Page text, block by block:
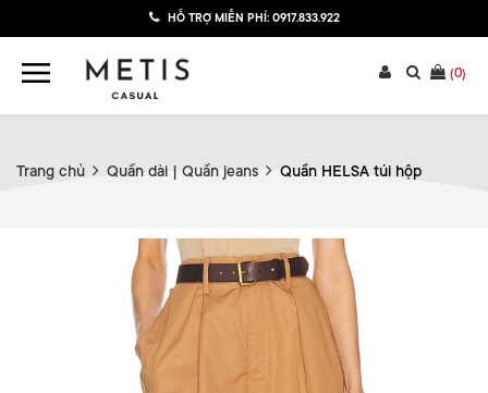
HỖ TRỢ MIỄN PHÍ: 0917.833.922
(0)
Trang chủ Quần dài | Quần jeans Quần HELSA túi hộp